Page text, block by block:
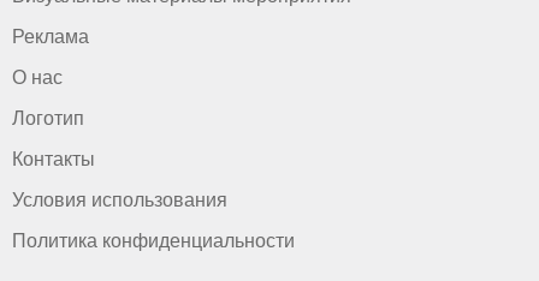
Реклама
О нас
Логотип
Контакты
Условия использования
Политика конфиденциальности